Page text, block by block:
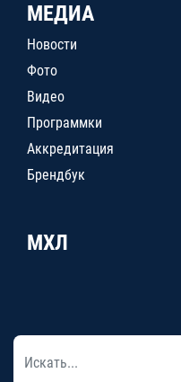
МЕДИА
Новости
Фото
Видео
Программки
Аккредитация
Брендбук
МХЛ